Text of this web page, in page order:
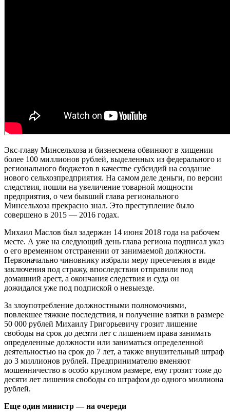
Экс-главу Минсельхоза и бизнесмена обвиняют в хищении
более 100 миллионов рублей, выделенных из федерального и
регионального бюджетов в качестве субсидий на создание
нового сельхозпредприятия. На самом деле деньги, по версии
следствия, пошли на увеличение товарной мощности
предприятия, о чем бывший глава регионального
Минсельхоза прекрасно знал. Это преступление было
совершено в 2015 — 2016 годах.
Михаил Маслов был задержан 14 июня 2018 года на рабочем
месте. А уже на следующий день глава региона подписал указ
о его временном отстранении от занимаемой должности.
Первоначально чиновнику избрали меру пресечения в виде
заключения под стражу, впоследствии отправили под
домашний арест, а окончания следствия и суда он
дожидался уже под подпиской о невыезде.
За злоупотребление должностными полномочиями,
повлекшее тяжкие последствия, и получение взятки в размере
50 000 рублей Михаилу Григорьевичу грозит лишение
свободы на срок до десяти лет с лишением права занимать
определенные должности или заниматься определенной
деятельностью на срок до 7 лет, а также внушительный штраф
до 3 миллионов рублей. Предпринимателю вменяют
мошенничество в особо крупном размере, ему грозит тоже до
десяти лет лишения свободы со штрафом до одного миллиона
рублей.
Еще один министр — на очереди